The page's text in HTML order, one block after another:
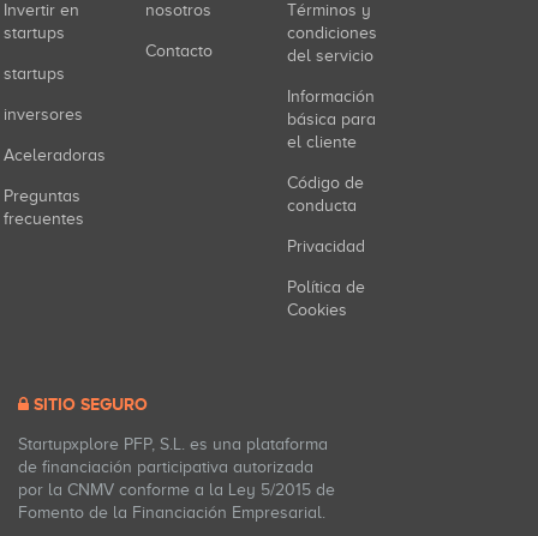
Invertir en
startups
startups
inversores
Aceleradoras
Preguntas
frecuentes
nosotros
Contacto
Términos y
condiciones
del servicio
Información
básica para
el cliente
Código de
conducta
Privacidad
Política de
Cookies
SITIO SEGURO
Startupxplore PFP, S.L. es una plataforma
de financiación participativa autorizada
por la CNMV conforme a la Ley 5/2015 de
Fomento de la Financiación Empresarial.